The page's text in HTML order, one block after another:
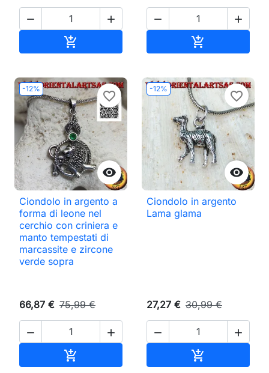
 

 

-12%

favorite_border
Ciondolo in argento a
forma di leone nel
cerchio con criniera e
manto tempestati di
marcassite e zircone
verde sopra
66,87 € 75,99 €
 

-12%

favorite_border
Ciondolo in argento
Lama glama
27,27 € 30,99 €
 
